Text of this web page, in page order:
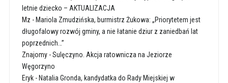
letnie dziecko – AKTUALIZACJA
Mz - Mariola Zmudzińska, burmistrz Żukowa: „Priorytetem jest
długofalowy rozwój gminy, a nie łatanie dziur z zaniedbań lat
poprzednich…”
Znajomy-Sulęczyno. Akcja ratownicza na Jeziorze
Węgorzyno
Eryk- Natalia Gronda, kandydatka do Rady Miejskiej w